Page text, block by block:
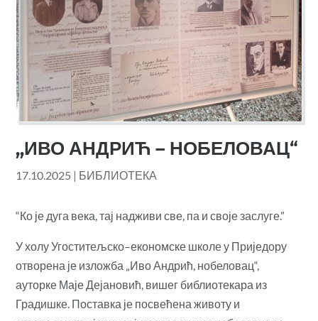
,,ИВО АНДРИЋ – НОБЕЛОВАЦ“
17.10.2025 | БИБЛИОТЕКА
“Ко је дуга века, тај над‌живи све, па и своје заслуге.”
У холу Угоститељско–економске школе у Приједору
отворена је изложба „Иво Андрић, нобеловац“,
ауторке Маје Дејановић, вишег библиотекара из
Градишке. Поставка је посвећена животу и